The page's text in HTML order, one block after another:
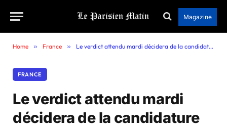
Magazine
Home » France » Le verdict attendu mardi décidera de la candidature de Marine Le Pen pour 2027
FRANCE
Le verdict attendu mardi
décidera de la candidature